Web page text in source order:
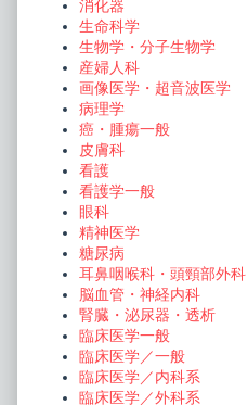
消化器
生命科学
生物学・分子生物学
産婦人科
画像医学・超音波医学
病理学
癌・腫瘍一般
皮膚科
看護
看護学一般
眼科
精神医学
糖尿病
耳鼻咽喉科・頭頸部外科
脳血管・神経内科
腎臓・泌尿器・透析
臨床医学一般
臨床医学／一般
臨床医学／内科系
臨床医学／外科系